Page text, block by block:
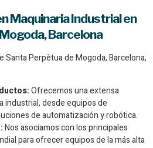
Maquinaria Industrial en
Barcelona
Perpètua de Mogoda, Barcelona,
Ofrecemos una extensa
industrial, desde equipos de
de automatización y robótica.
Nos asociamos con los principales
para ofrecer equipos de la más alta